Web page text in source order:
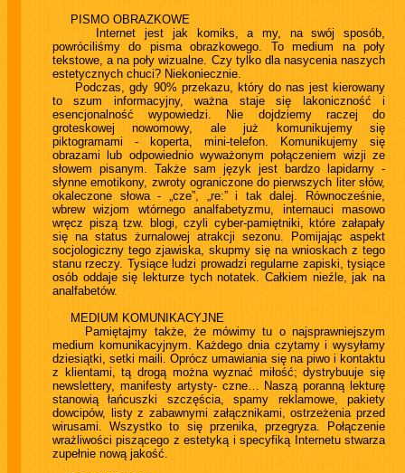
PISMO OBRAZKOWE
Internet jest jak komiks, a my, na swój sposób,
powróciliśmy do pisma obrazkowego. To medium na poły
tekstowe, a na poły wizualne. Czy tylko dla nasycenia naszych
estetycznych chuci? Niekoniecznie.
Podczas, gdy 90% przekazu, który do nas jest kierowany
to szum informacyjny, ważna staje się lakoniczność i
esencjonalność wypowiedzi. Nie dojdziemy raczej do
groteskowej nowomowy, ale już komunikujemy się
piktogramami - koperta, mini-telefon. Komunikujemy się
obrazami lub odpowiednio wyważonym połączeniem wizji ze
słowem pisanym. Także sam język jest bardzo lapidarny -
słynne emotikony, zwroty ograniczone do pierwszych liter słów,
okaleczone słowa - „cze”, „re:” i tak dalej. Równocześnie,
wbrew wizjom wtórnego analfabetyzmu, internauci masowo
wręcz piszą tzw. blogi, czyli cyber-pamiętniki, które załapały
się na status żurnalowej atrakcji sezonu. Pomijając aspekt
socjologiczny tego zjawiska, skupmy się na wnioskach z tego
stanu rzeczy. Tysiące ludzi prowadzi regularne zapiski, tysiące
osób oddaje się lekturze tych notatek. Całkiem nieźle, jak na
analfabetów.
MEDIUM KOMUNIKACYJNE
Pamiętajmy także, że mówimy tu o najsprawniejszym
medium komunikacyjnym. Każdego dnia czytamy i wysyłamy
dziesiątki, setki maili. Oprócz umawiania się na piwo i kontaktu
z klientami, tą drogą można wyznać miłość; dystrybuuje się
newslettery, manifesty artysty- czne… Naszą poranną lekturę
stanowią łańcuszki szczęścia, spamy reklamowe, pakiety
dowcipów, listy z zabawnymi załącznikami, ostrzeżenia przed
wirusami. Wszystko to się przenika, przegryza. Połączenie
wrażliwości piszącego z estetyką i specyfiką Internetu stwarza
zupełnie nową jakość.